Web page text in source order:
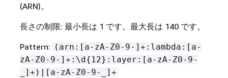
(ARN)。
長さの制限: 最小長は 1 です。最大長は 140 です。
Pattern: (arn:[a-zA-Z0-9-]+:lambda:[a-
zA-Z0-9-]+:\d { 12}:layer:[a-zA-Z0-9-
_]+)|[a-zA-Z0-9-_]+